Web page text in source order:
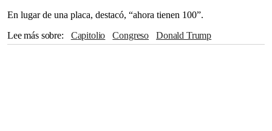
En lugar de una placa, destacó, “ahora tienen 100”.
Lee más sobre
Capitolio Congreso
Donald Trump